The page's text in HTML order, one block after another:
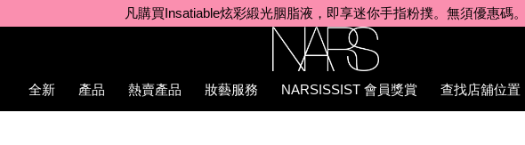
凡購買Insatiable炫彩緞光胭脂液，即享迷你手指粉撲。無須優惠碼
全新
產品 熱賣產品 妝藝服務 NARSISSIST 會員獎賞 查找店舖位置